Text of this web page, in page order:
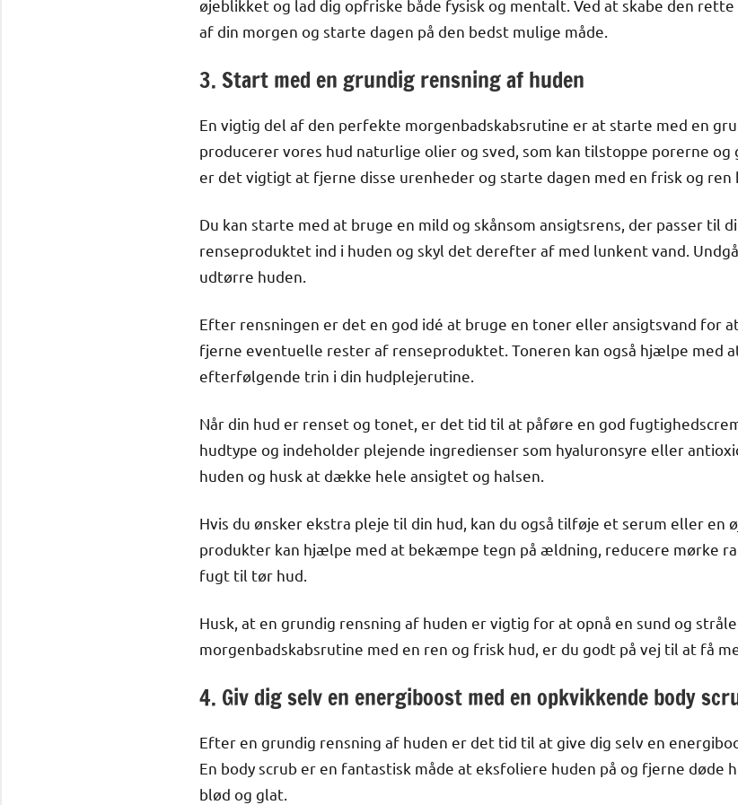
øjeblikket og lad dig opfriske både fysisk og mentalt. Ved at skabe den
af din morgen og starte dagen på den bedst mulige måde.
3. Start med en grundig rensning af huden
En vigtig del af den perfekte morgenbadskabsrutine er at starte med en
producerer vores hud naturlige olier og sved, som kan tilstoppe porerne
er det vigtigt at fjerne disse urenheder og starte dagen med en frisk og ren
Du kan starte med at bruge en mild og skånsom ansigtsrens, der passer til
renseproduktet ind i huden og skyl det derefter af med lunkent vand.
udtørre huden.
Efter rensningen er det en god idé at bruge en toner eller ansigtsvand for
fjerne eventuelle rester af renseproduktet. Toneren kan også hjælpe med
efterfølgende trin i din hudplejerutine.
Når din hud er renset og tonet, er det tid til at påføre en god
hudtype og indeholder plejende ingredienser som hyaluronsyre eller
huden og husk at dække hele ansigtet og halsen.
Hvis du ønsker ekstra pleje til din hud, kan du også tilføje et serum eller en
produkter kan hjælpe med at bekæmpe tegn på ældning, reducere mørke
fugt til tør hud.
Husk, at en grundig rensning af huden er vigtig for at opnå en sund og
morgenbadskabsrutine med en ren og frisk hud, er du godt på vej til at få
4. Giv dig selv en energiboost med en opkvikkende body
Efter en grundig rensning af huden er det tid til at give dig selv en
En body scrub er en fantastisk måde at eksfoliere huden på og fjerne
blød og glat.